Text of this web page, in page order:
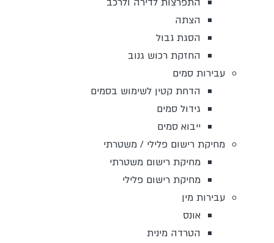
הצתה
הסגת גבול
החזקת רכוש גנוב
עבירות סמים
הדחת קטין לשימוש בסמים
גידול סמים
ייבוא סמים
מחיקת רישום פלילי / משטרתי
מחיקת רישום משטרתי
מחיקת רישום פלילי
עבירות מין
אונס
הטרדה מינית